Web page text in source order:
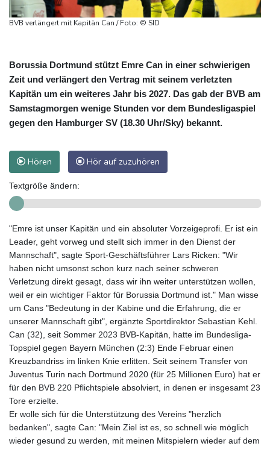
BVB verlängert mit Kapitän Can / Foto: © SID
Borussia Dortmund stützt Emre Can in einer schwierigen
Zeit und verlängert den Vertrag mit seinem verletzten
Kapitän um ein weiteres Jahr bis 2027. Das gab der BVB am
Samstagmorgen wenige Stunden vor dem Bundesligaspiel
gegen den Hamburger SV (18.30 Uhr/Sky) bekannt.
Hören Hör auf zuzuhören
Textgröße ändern:
"Emre ist unser Kapitän und ein absoluter Vorzeigeprofi. Er ist ein
Leader, geht vorweg und stellt sich immer in den Dienst der
Mannschaft", sagte Sport-Geschäftsführer Lars Ricken: "Wir
haben nicht umsonst schon kurz nach seiner schweren
Verletzung direkt gesagt, dass wir ihn weiter unterstützen wollen,
weil er ein wichtiger Faktor für Borussia Dortmund ist." Man wisse
um Cans "Bedeutung in der Kabine und die Erfahrung, die er
unserer Mannschaft gibt", ergänzte Sportdirektor Sebastian Kehl.
Can (32), seit Sommer 2023 BVB-Kapitän, hatte im Bundesliga-
Topspiel gegen Bayern München (2:3) Ende Februar einen
Kreuzbandriss im linken Knie erlitten. Seit seinem Transfer von
Juventus Turin nach Dortmund 2020 (für 25 Millionen Euro) hat er
für den BVB 220 Pflichtspiele absolviert, in denen er insgesamt 23
Tore erzielte.
Er wolle sich für die Unterstützung des Vereins "herzlich
bedanken", sagte Can: "Mein Ziel ist es, so schnell wie möglich
wieder gesund zu werden, mit meinen Mitspielern wieder auf dem